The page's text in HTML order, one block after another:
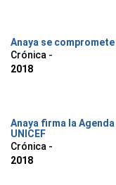
Anaya se
Crónica -
2018
Anaya firma la
UNICEF
Crónica -
2018